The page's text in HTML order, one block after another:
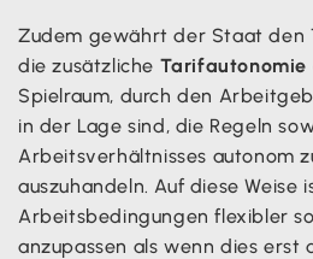
Zudem gewährt der Staat den
die zusätzliche Tarifautonomie
Spielraum, durch den
in der Lage sind, die Regeln
Arbeitsverhältnisses autonom
auszuhandeln. Auf diese Weise
Arbeitsbedingungen flexibler
anzupassen als wenn dies erst